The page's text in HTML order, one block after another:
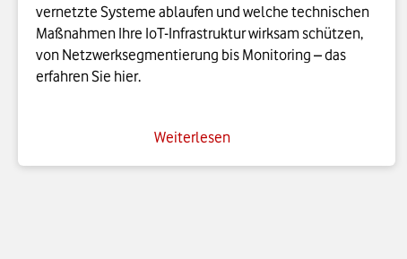
vernetzte Systeme ablaufen und welche technischen
Maßnahmen Ihre IoT-Infrastruktur wirksam schützen,
von Netzwerksegmentierung bis Monitoring – das
erfahren Sie hier.
Weiterlesen